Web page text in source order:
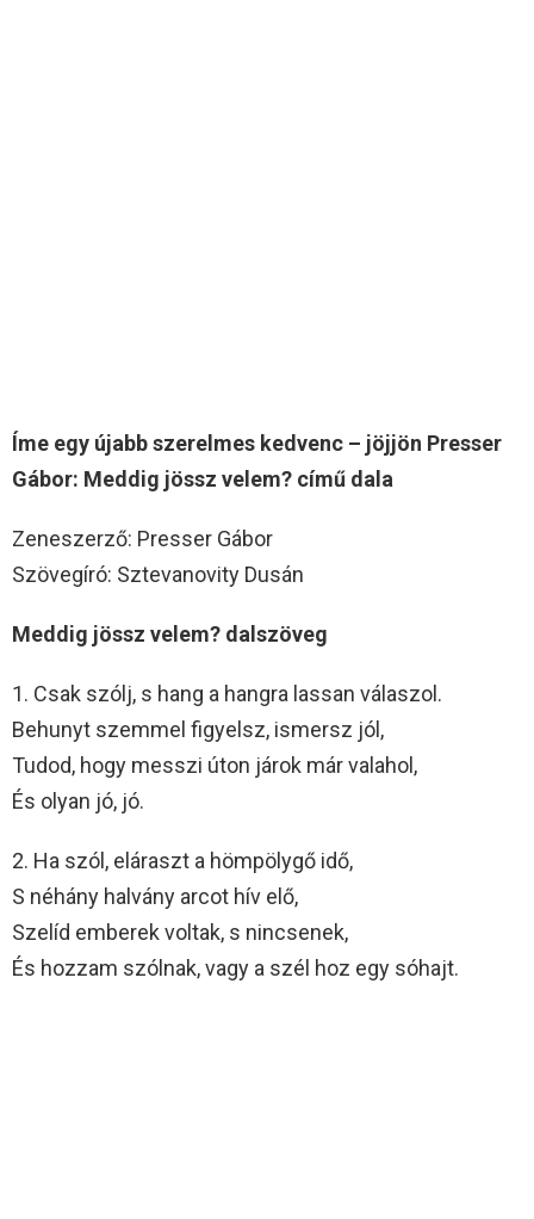
Íme egy újabb szerelmes kedvenc – jöjjön Presser
Gábor: Meddig jössz velem? című dala
Zeneszerző: Presser Gábor
Szövegíró: Sztevanovity Dusán
Meddig jössz velem? dalszöveg
1. Csak szólj, s hang a hangra lassan válaszol.
Behunyt szemmel figyelsz, ismersz jól,
Tudod, hogy messzi úton járok már valahol,
És olyan jó, jó.
2. Ha szól, eláraszt a hömpölygő idő,
S néhány halvány arcot hív elő,
Szelíd emberek voltak, s nincsenek,
És hozzam szólnak, vagy a szél hoz egy sóhajt.